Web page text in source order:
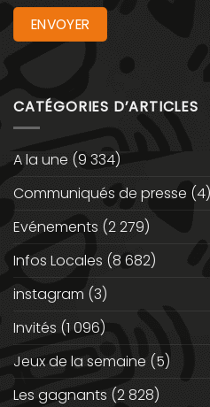
CATÉGORIES D’ARTICLES
A la une (9 334)
Communiqués de presse (4)
Evénements (2 279)
Infos Locales (8 682)
instagram (3)
Invités (1 096)
Jeux de la semaine (5)
Les gagnants (2 828)